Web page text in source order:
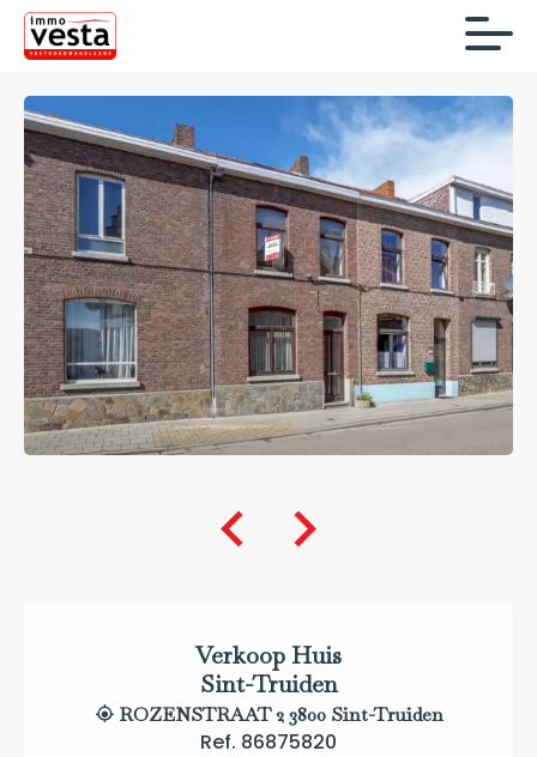
Verkoop Huis
Sint-Truiden
ROZENSTRAAT 2 3800 Sint-Truiden
Ref. 86875820